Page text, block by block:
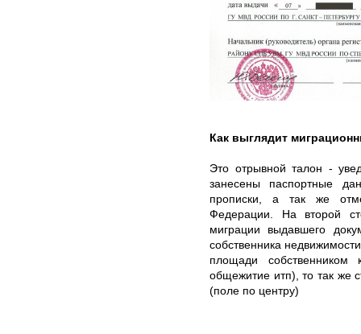
Как выглядит
Это отрывной талон -
занесены паспортные
прописки, а так же
Федерации. На второй
миграции выдавшего
собственника
площади собственником
общежитие итп), то так же
(поле по центру)